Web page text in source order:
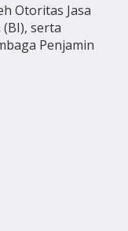
Otoritas Jasa
(BI), serta
Penjamin